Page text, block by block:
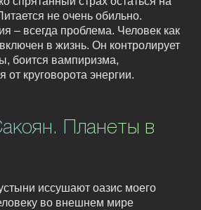
не очень обильно.
– всегда проблема. Человек как
в жизнь. Он контролирует
боится вампиризма,
от круговорота энергии.
Планеты в
иссушают оазис моего
во внешнем мире